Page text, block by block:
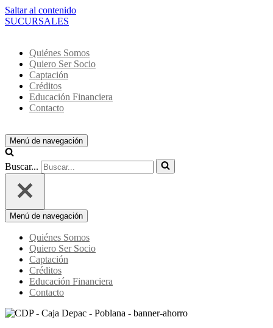
Saltar al contenido
SUCURSALES
Quiénes Somos
Quiero Ser Socio
Captación
Créditos
Educación Financiera
Contacto
Menú de navegación
Buscar...
Menú de navegación
Quiénes Somos
Quiero Ser Socio
Captación
Créditos
Educación Financiera
Contacto